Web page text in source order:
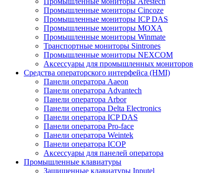
Промышленные мониторы Cincoze
Промышленные мониторы ICP DAS
Промышленные мониторы MOXA
Промышленные мониторы Winmate
Транспортные мониторы Sintrones
Промышленные мониторы NEXCOM
Аксессуары для промышленных мониторов
Средства операторского интерфейса (HMI)
Панели оператора Aaeon
Панели оператора Advantech
Панели оператора Arbor
Панели оператора Delta Electronics
Панели оператора ICP DAS
Панели оператора Pro-face
Панели оператора Weintek
Панели оператора ICOP
Аксессуары для панелей оператора
Промышленные клавиатуры
Защищенные клавиатуры Inputel